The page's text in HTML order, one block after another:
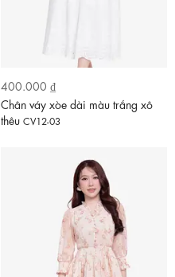
400.000 ₫
Chân váy xòe dài màu trắng xô
thêu CV12-03